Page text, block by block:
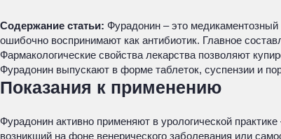
Содержание статьи: Фурадонин – это медикаментозный
ошибочно воспринимают как антибиотик. Главное
Фармакологические свойства лекарства позволяют
Фурадонин выпускают в форме таблеток, суспензии и
Показания к применению
Фурадонин активно применяют в урологической
возникший на фоне венерического заболевания или